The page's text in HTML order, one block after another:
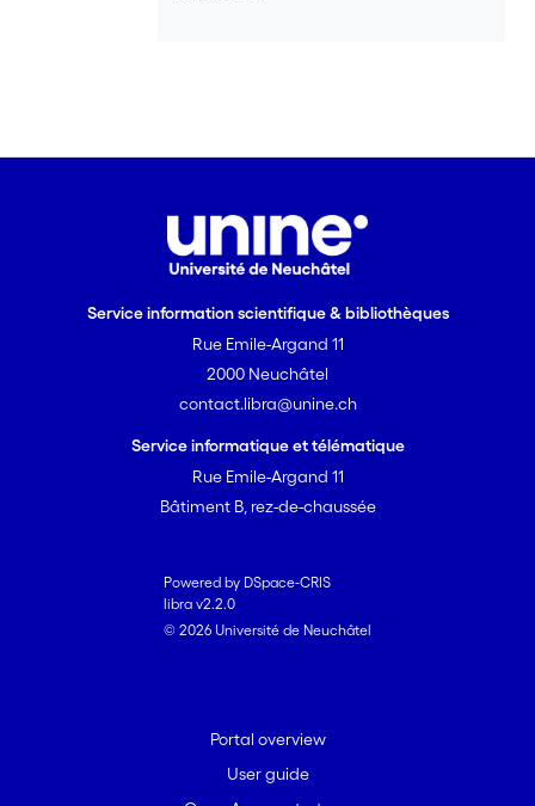
Service information scientifique & bibliothèques
Rue Emile-Argand 11
2000 Neuchâtel
contact.libra@unine.ch
Service informatique et télématique
Rue Emile-Argand 11
Bâtiment B, rez-de-chaussée
Powered by DSpace-CRIS
libra v2.2.0
© 2026 Université de Neuchâtel
Portal overview
User guide